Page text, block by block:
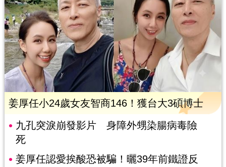
姜厚任小24歲女友智商146！獲台大3碩博士
九孔突淚崩發影片 身障外甥染腸病毒險
死
姜厚任認愛挨酸恐被騙！曬39年前鐵證反